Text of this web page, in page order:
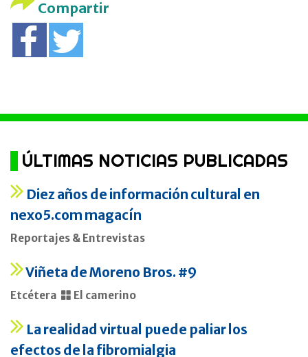
Compartir
ÚLTIMAS NOTICIAS PUBLICADAS
Diez años de información cultural en
nexo5.com magacín
Reportajes & Entrevistas
Viñeta de Moreno Bros. #9
Etcétera El camerino
La realidad virtual puede paliar los
efectos de la fibromialgia